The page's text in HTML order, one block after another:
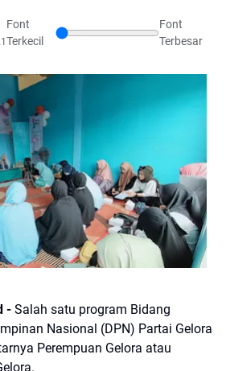
Font
Terkecil
Font
Terbesar
- Salah satu program Bidang
Nasional (DPN) Partai Gelora
Perempuan Gelora atau